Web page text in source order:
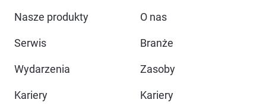
Nasze produkty
O nas
Serwis Branże
Wydarzenia Zasoby
Kariery Kariery